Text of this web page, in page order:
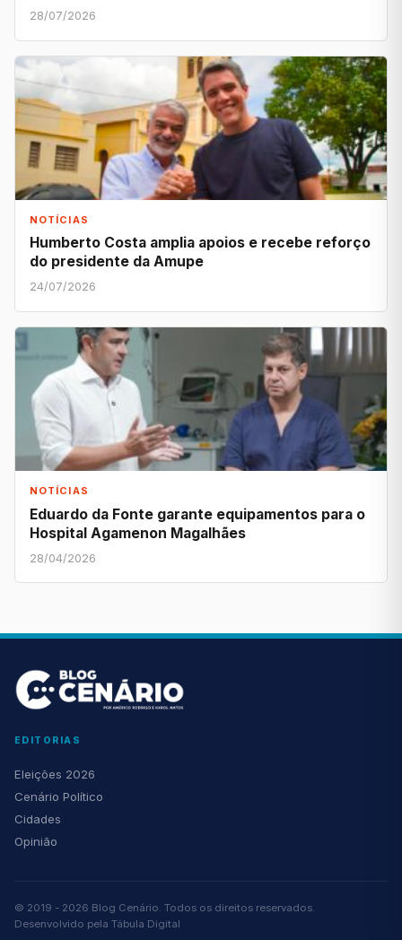
28/07/2026
NOTÍCIAS
Humberto Costa amplia apoios e recebe reforço
do presidente da Amupe
24/07/2026
NOTÍCIAS
Eduardo da Fonte garante equipamentos para o
Hospital Agamenon Magalhães
28/04/2026
EDITORIAS
Eleições 2026
Cenário Político
Cidades
Opinião
© 2019 - 2026 Blog Cenário. Todos os direitos reservados.
Desenvolvido pela Tábula Digital